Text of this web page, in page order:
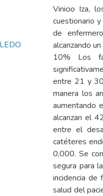
Vinicio Iza,
cuestionario
de
alcanzando
10% Los
entre 21 y
manera los
aumentando
alcanzan el
entre el
catéteres
0,000. Se
segura para
incidencia de
salud del